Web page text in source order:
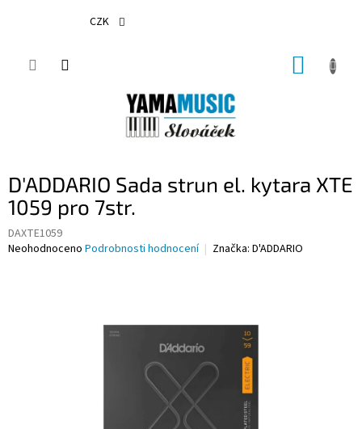
CZK
D'ADDARIO Sada strun el. kytara XTE
1059 pro 7str.
DAXTE1059
Průměrné
Neohodnoceno Podrobnosti hodnocení Značka: D'ADDARIO